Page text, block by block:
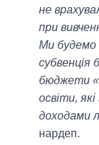
не
при
Ми будемо
субвенція
бюджети
освіти,
доходами
нардеп.